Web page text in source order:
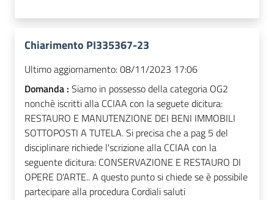
Chiarimento PI335367-23
Ultimo aggiornamento:08/11/2023 17:06
Domanda : Siamo in possesso della categoria OG2
nonchè iscritti alla CCIAA con la seguete dicitura:
RESTAURO E MANUTENZIONE DEI BENI IMMOBILI
SOTTOPOSTI A TUTELA. Si precisa che a pag 5 del
disciplinare richiede l'scrizione alla CCIAA con la
seguente dicitura: CONSERVAZIONE E RESTAURO DI
OPERE D'ARTE.. A questo punto si chiede se è possibile
partecipare alla procedura Cordiali saluti